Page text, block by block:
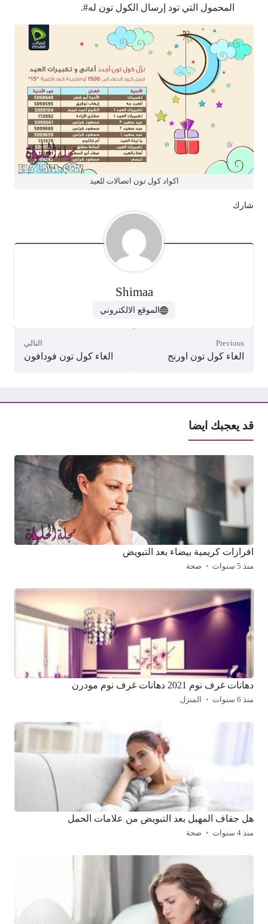
المحمول التي تود إرسال الكول تون له#.
اكواد كول تون اتصالات للعيد
شارك
Shimaa
الموقع الالكتروني
Previous
الغاء كول تون اورنج
التالي
الغاء كول تون فودافون
قد يعجبك ايضا
افرازات كريمية بيضاء بعد التبويض
منذ 5 سنوات صحة
دهانات غرف نوم 2021 دهانات غرف نوم مودرن
منذ 6 سنوات المنزل
هل جفاف المهبل بعد التبويض من علامات الحمل
منذ 4 سنوات صحة